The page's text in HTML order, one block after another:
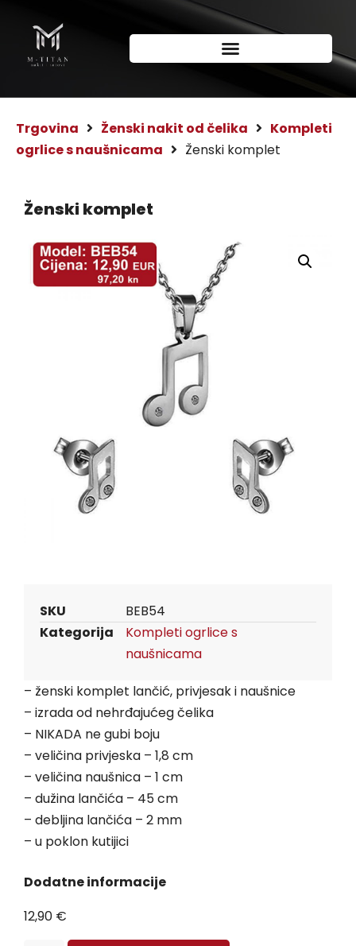
Trgovina Ženski nakit od čelika
Kompleti
ogrlice s naušnicama
Ženski komplet
Ženski komplet
SKU BEB54
Kategorija
Kompleti ogrlice s
naušnicama
– ženski komplet lančić, privjesak i naušnice
– izrada od nehrđajućeg čelika
– NIKADA ne gubi boju
– veličina privjeska – 1,8 cm
– veličina naušnica – 1 cm
– dužina lančića – 45 cm
– debljina lančića – 2 mm
– u poklon kutijici
Dodatne informacije
12,90 €